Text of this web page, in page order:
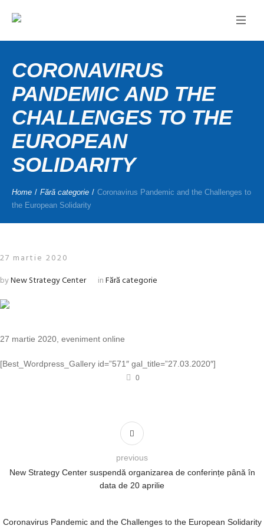
CORONAVIRUS
PANDEMIC AND THE
CHALLENGES TO THE
EUROPEAN
SOLIDARITY
Home / Fără categorie / Coronavirus Pandemic and the Challenges to
the European Solidarity
27 martie 2020
byNew Strategy Center inFără categorie
27 martie 2020, eveniment online
[Best_Wordpress_Gallery id=”571″ gal_title=”27.03.2020″]
0
New Strategy Center suspendă organizarea de conferințe până în
data de 20 aprilie
previous
Coronavirus Pandemic and the Challenges to the European Solidarity